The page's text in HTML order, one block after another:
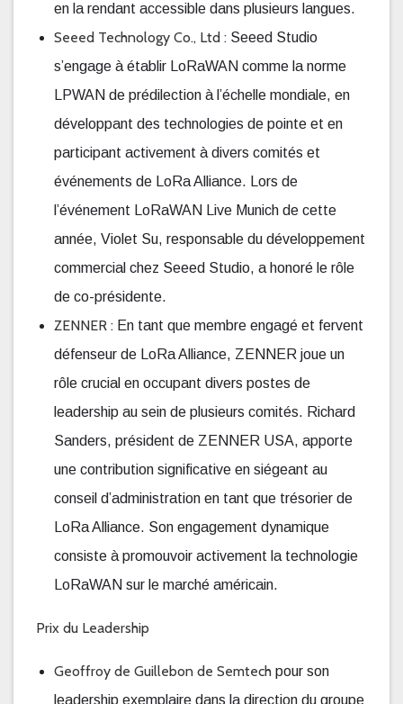
en la rendant accessible dans plusieurs langues.
Seeed Technology Co., Ltd : Seeed Studio
s’engage à établir LoRaWAN comme la norme
LPWAN de prédilection à l’échelle mondiale, en
développant des technologies de pointe et en
participant activement à divers comités et
événements de LoRa Alliance. Lors de
l’événement LoRaWAN Live Munich de cette
année, Violet Su, responsable du développement
commercial chez Seeed Studio, a honoré le rôle
de co-présidente.
ZENNER : En tant que membre engagé et fervent
défenseur de LoRa Alliance, ZENNER joue un
rôle crucial en occupant divers postes de
leadership au sein de plusieurs comités. Richard
Sanders, président de ZENNER USA, apporte
une contribution significative en siégeant au
conseil d’administration en tant que trésorier de
LoRa Alliance. Son engagement dynamique
consiste à promouvoir activement la technologie
LoRaWAN sur le marché américain.
Prix du Leadership
Geoffroy de Guillebon de Semtech pour son
leadership exemplaire dans la direction du groupe